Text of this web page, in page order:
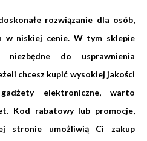
rozwiązanie dla osób,
w niskiej cenie. W tym sklepie
do usprawnienia
chcesz kupić wysokiej jakości
elektroniczne, warto
Kod rabatowy lub promocje,
stronie umożliwią Ci zakup